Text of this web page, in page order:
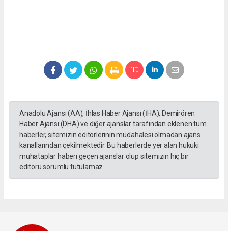
Anadolu Ajansı (AA), İhlas Haber Ajansı (İHA), Demirören
Haber Ajansı (DHA) ve diğer ajanslar tarafından eklenen tüm
haberler, sitemizin editörlerinin müdahalesi olmadan ajans
kanallarından çekilmektedir. Bu haberlerde yer alan hukuki
muhataplar haberi geçen ajanslar olup sitemizin hiç bir
editörü sorumlu tutulamaz...